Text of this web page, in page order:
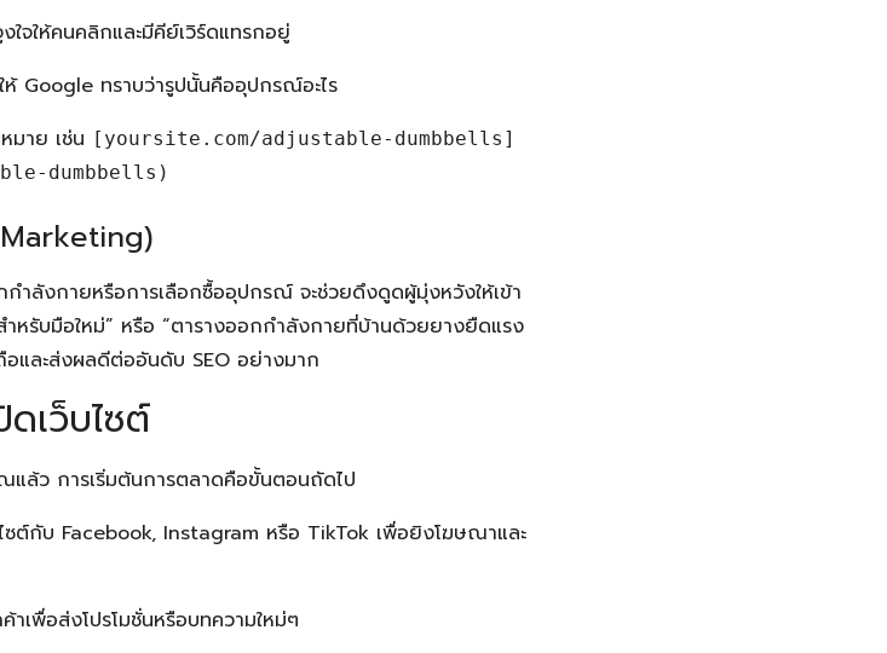
ใจให้คนคลิกและมีคีย์เวิร์ดแทรกอยู่
ห้ Google ทราบว่ารูปนั้นคืออุปกรณ์อะไร
มาย เช่น [yoursite.com/adjustable-dumbbells]
dumbbells)
ำลังกายหรือการเลือกซื้ออุปกรณ์ จะช่วยดึงดูดผู้มุ่งหวังให้เข้า
หรับมือใหม่” หรือ “ตารางออกกำลังกายที่บ้านด้วยยางยืดแรง
อและส่งผลดีต่ออันดับ SEO อย่างมาก
เว็บไซต์
แล้ว การเริ่มต้นการตลาดคือขั้นตอนถัดไป
ซต์กับ Facebook, Instagram หรือ TikTok เพื่อยิงโฆษณาและ
าเพื่อส่งโปรโมชั่นหรือบทความใหม่ๆ